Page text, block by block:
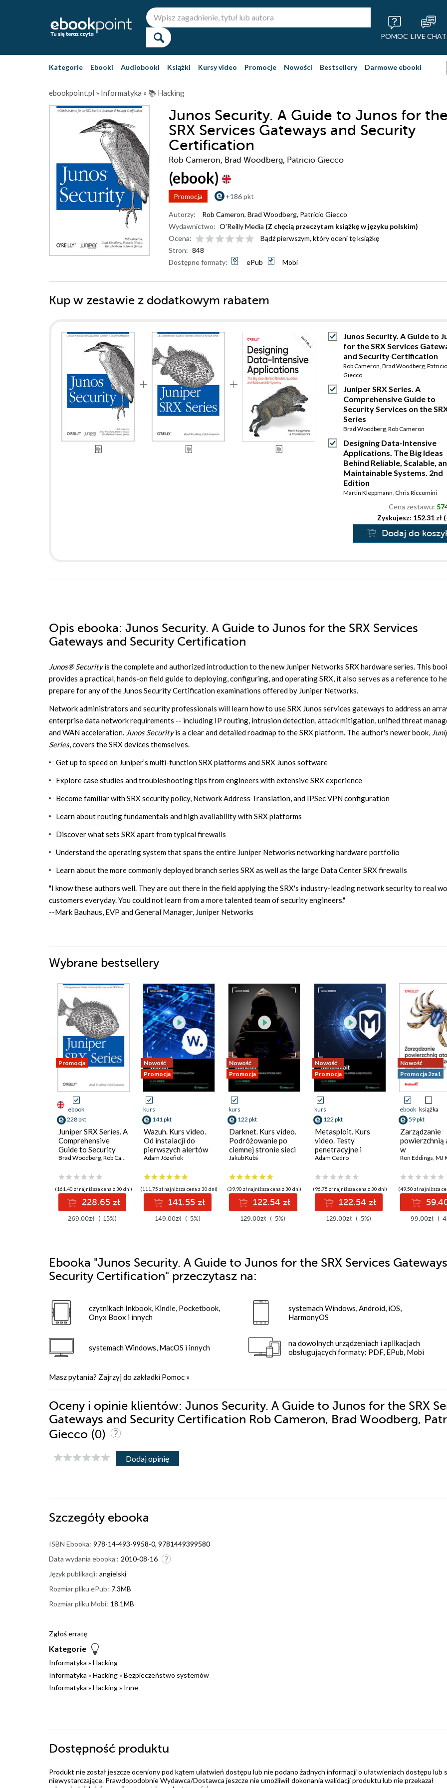
POMOC LIVE CHAT
Kategorie Ebooki Audiobooki Książki Kursy video Promocje Nowości Bestsellery Darmowe ebooki
ebookpoint.pl » Informatyka » 📚 Hacking
Junos Security. A Guide to Junos for the
SRX Services Gateways and Security
Certification
Rob Cameron, Brad Woodberg, Patricio Giecco
(ebook)
Promocja +186 pkt
Autorzy: Rob Cameron, Brad Woodberg, Patricio Giecco
Wydawnictwo: O'Reilly Media (Z chęcią przeczytam książkę w języku polskim)
Ocena:
Bądź pierwszym, który oceni tę książkę
Stron: 848
Dostępne formaty:
ePub Mobi
Kup w zestawie z dodatkowym rabatem
Junos Security. A Guide to
for the SRX Services
and Security Certification
Rob Cameron, Brad Woodberg, Patricio
Giecco
Juniper SRX Series. A
Comprehensive Guide to
Security Services on the
Series
Brad Woodberg, Rob Cameron
Designing Data-Intensive
Applications. The Big Ideas
Behind Reliable, Scalable,
Maintainable Systems. 2nd
Edition
Martin Kleppmann, Chris Riccomini
Cena zestawu:
Zyskujesz: 152.31 zł
Dodaj do
Opis ebooka: Junos Security. A Guide to Junos for the SRX Services
Gateways and Security Certification
Junos® Securityis the complete and authorized introduction to the new Juniper Networks SRX hardware series. This
provides a practical, hands-on field guide to deploying, configuring, and operating SRX, it also serves as a reference to
prepare for any of the Junos Security Certification examinations offered by Juniper Networks.
Network administrators and security professionals will learn how to use SRX Junos services gateways to address an
enterprise data network requirements -- including IP routing, intrusion detection, attack mitigation, unified threat
and WAN acceleration. Junos Securityis a clear and detailed roadmap to the SRX platform. The author's newer book,
Series, covers the SRX devices themselves.
Get up to speed on Juniper’s multi-function SRX platforms and SRX Junos software
Explore case studies and troubleshooting tips from engineers with extensive SRX experience
Become familiar with SRX security policy, Network Address Translation, and IPSec VPN configuration
Learn about routing fundamentals and high availability with SRX platforms
Discover what sets SRX apart from typical firewalls
Understand the operating system that spans the entire Juniper Networks networking hardware portfolio
Learn about the more commonly deployed branch series SRX as well as the large Data Center SRX firewalls
"I know these authors well. They are out there in the field applying the SRX's industry-leading network security to real
customers everyday. You could not learn from a more talented team of security engineers."
--Mark Bauhaus, EVP and General Manager, Juniper Networks
Wybrane bestsellery
Promocja
ebook
228 pkt
Juniper SRX Series. A
Comprehensive
Guide to Security
Services on the SRX
Brad Woodberg, Rob Cameron
(161,40 zł najniższa cena z 30 dni)
228.65 zł
269.00zł (-15%)
Nowość
Promocja
kurs
141 pkt
Wazuh. Kurs video.
Od instalacji do
pierwszych alertów
Adam Józefiok
(111,75 zł najniższa cena z 30 dni)
141.55 zł
149.00zł (-5%)
Nowość
Promocja
kurs
122 pkt
Darknet. Kurs video.
Podróżowanie po
ciemnej stronie sieci
Jakub Kubś
(39,90 zł najniższa cena z 30 dni)
122.54 zł
129.00zł (-5%)
Nowość
Promocja
kurs
122 pkt
Metasploit. Kurs
video. Testy
penetracyjne i
łamanie
Adam Cedro
(96,75 zł najniższa cena z 30 dni)
122.54 zł
129.00zł (-5%)
Nowość
Promocja 2za1
ebook książka
59 pkt
Zarządzanie
powierzchnią
w
ochrony
cyfrowych
Ron Eddings, MJ
(49,50 zł najniższa
99.00zł (-
Ebooka "Junos Security. A Guide to Junos for the SRX Services
Security Certification" przeczytasz na:
czytnikach Inkbook, Kindle, Pocketbook,
Onyx Boox i innych
systemach Windows, MacOS i innych
systemach Windows, Android, iOS,
HarmonyOS
na dowolnych urządzeniach i aplikacjach
obsługujących formaty: PDF, EPub, Mobi
Masz pytania? Zajrzyj do zakładki Pomoc »
Oceny i opinie klientów: Junos Security. A Guide to Junos for the SRX
Gateways and Security Certification Rob Cameron, Brad Woodberg,
Giecco (0)
Dodaj opinię
Szczegóły ebooka
ISBN Ebooka: 978-14-493-9958-0, 9781449399580
Data wydania ebooka : 2010-08-16
Język publikacji: angielski
Rozmiar pliku ePub: 7.3MB
Rozmiar pliku Mobi: 18.1MB
Zgłoś erratę
Kategorie
Informatyka » Hacking
Informatyka » Hacking» Bezpieczeństwo systemów
Informatyka » Hacking» Inne
Dostępność produktu
Produkt nie został jeszcze oceniony pod kątem ułatwień dostępu lub nie podano żadnych informacji o ułatwieniach dostępu lub
niewystarczające. Prawdopodobnie Wydawca/Dostawca jeszcze nie umożliwił dokonania walidacji produktu lub nie przekazał